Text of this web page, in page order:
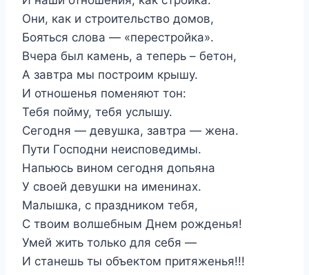
Они, как и строительство домов,
Бояться слова — «перестройка».
Вчера был камень, а теперь – бетон,
А завтра мы построим крышу.
И отношенья поменяют тон:
Тебя пойму, тебя услышу.
Сегодня — девушка, завтра — жена.
Пути Господни неисповедимы.
Напьюсь вином сегодня допьяна
У своей девушки на именинах.
Малышка, с праздником тебя,
С твоим волшебным Днем рожденья!
Умей жить только для себя —
И станешь ты объектом притяженья!!!